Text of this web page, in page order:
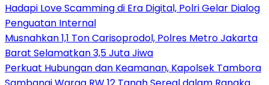
Hadapi Love Scamming di Era Digital, Polri Gelar Dialog
Penguatan Internal
Musnahkan 1,1 Ton Carisoprodol, Polres Metro Jakarta
Barat Selamatkan 3,5 Juta Jiwa
Perkuat Hubungan dan Keamanan, Kapolsek Tambora